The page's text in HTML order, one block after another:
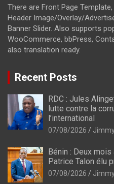
There are Front Page
Header Image/Overlay/
Banner Slider. Also supports
WooCommerce, bbPress,
also translation ready.
Recent Posts
RDC : Jules
lutte contre la
l’international
07/08/2026
Bénin : Deux
Patrice Talon élu
07/08/2026